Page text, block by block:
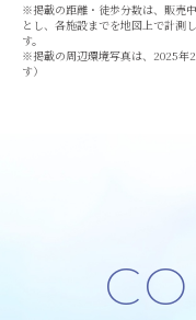
※掲載の距離・徒歩分数は、販売
とし、各施設までを地図上で計測
す。
※掲載の周辺環境写真は、2025年
す）